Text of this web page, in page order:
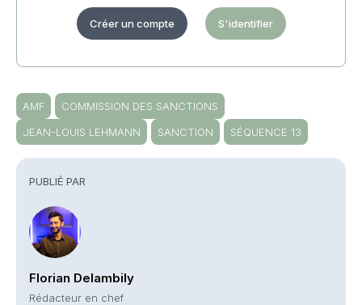
PUBLIÉ PAR
Florian Delambily
Rédacteur en chef
Créer un compte S'identifier
AMF
COMMISSION DES SANCTIONS
JEAN-LOUIS LEHMANN
SANCTION SÉQUENCE 13